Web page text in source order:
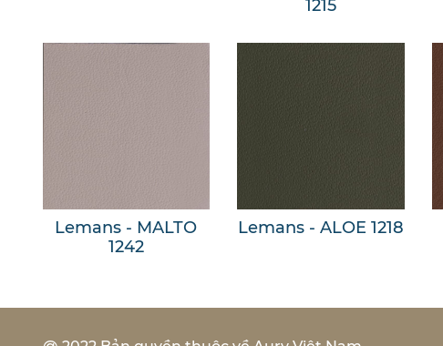
1215
Lemans - MALTO
1242
Lemans - ALOE 1218